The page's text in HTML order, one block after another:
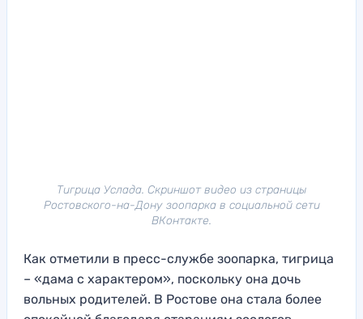
Тигрица Услада. Скриншот видео из страницы
Ростовского-на-Дону зоопарка в социальной сети
ВКонтакте.
Как отметили в пресс-службе зоопарка, тигрица
– «дама с характером», поскольку она дочь
вольных родителей. В Ростове она стала более